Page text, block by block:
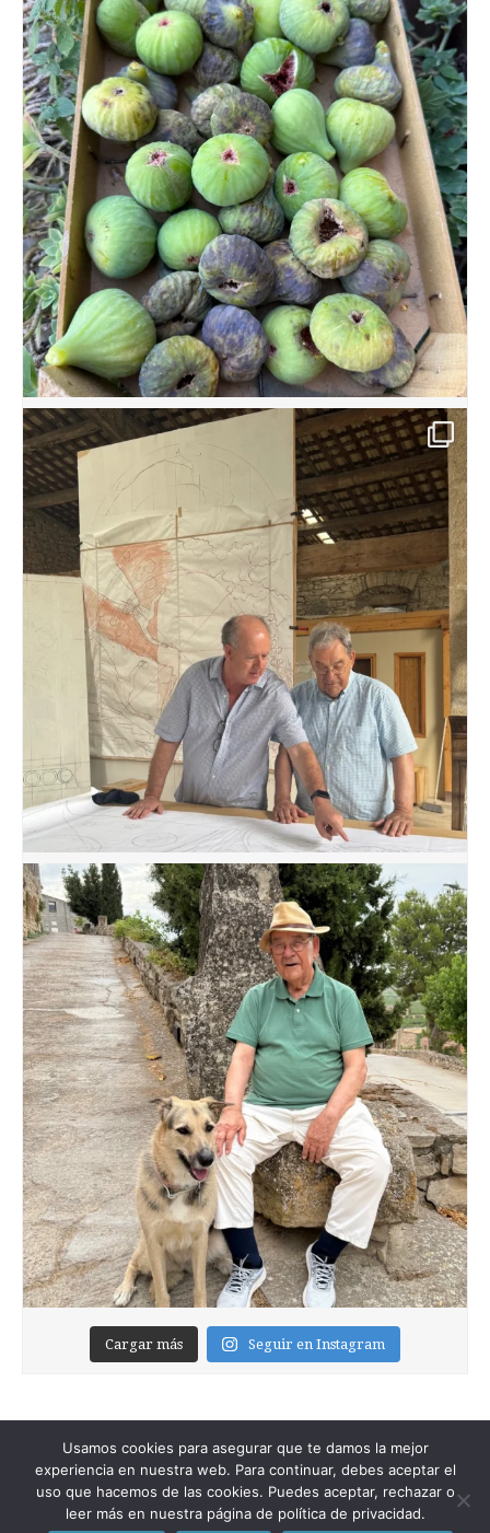
Cargar más Seguir en Instagram
Copyright © 2026 Foixblog . All Rights Reserved.
Usamos cookies para asegurar que te damos la mejor
experiencia en nuestra web. Para continuar, debes aceptar el
uso que hacemos de las cookies. Puedes aceptar, rechazar o
leer más en nuestra página de política de privacidad.